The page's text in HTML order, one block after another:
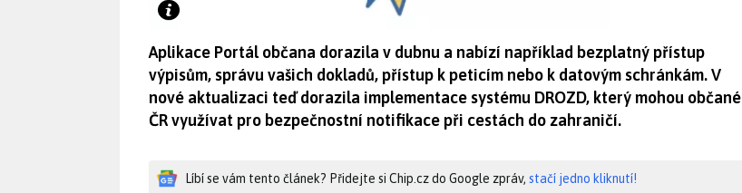
Aplikace Portál občana dorazila v dubnu a nabízí například bezplatný přístup
výpisům, správu vašich dokladů, přístup k peticím nebo k datovým schránkám. V
nové aktualizaci teď dorazila implementace systému DROZD, který mohou občané
ČR využívat pro bezpečnostní notifikace při cestách do zahraničí.
Líbí se vám tento článek? Přidejte si Chip.cz do Google zpráv, stačí jedno kliknutí!